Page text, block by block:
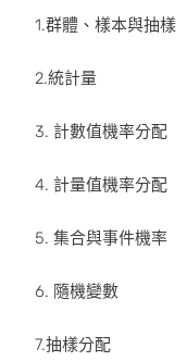
1.群體、樣本與抽樣
2.統計量
3. 計數值機率分配
4. 計量值機率分配
5. 集合與事件機率
6. 隨機變數
7.抽樣分配